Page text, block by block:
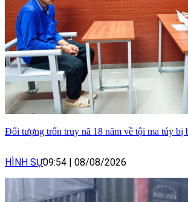
Đối tượng trốn truy nã 18 năm về tội ma túy bị
HÌNH SỰ09:54 08/08/2026